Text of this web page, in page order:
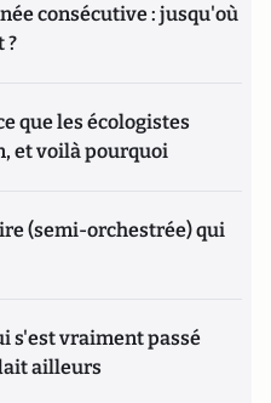
consécutive : jusqu'où
?
que les écologistes
et voilà pourquoi
(semi-orchestrée) qui
s'est vraiment passé
ailleurs